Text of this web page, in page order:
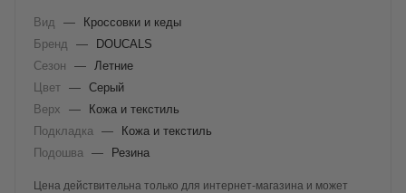
Вид —
Кроссовки и кеды
Бренд
—
DOUCALS
Сезон
—
Летние
Цвет — Серый
Верх
—
Кожа и текстиль
Подкладка
—
Кожа и текстиль
Подошва
— Резина
Цена действительна только для интернет-магазина и может